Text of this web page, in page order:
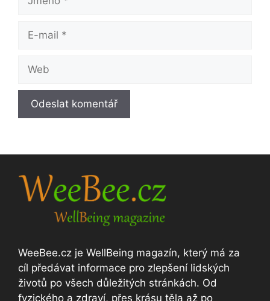
mail
WeeBee.cz je WellBeing magazín, který má za
cíl předávat informace pro zlepšení lidských
životů po všech důležitých stránkách. Od
fyzického a zdraví, přes krásu těla až po